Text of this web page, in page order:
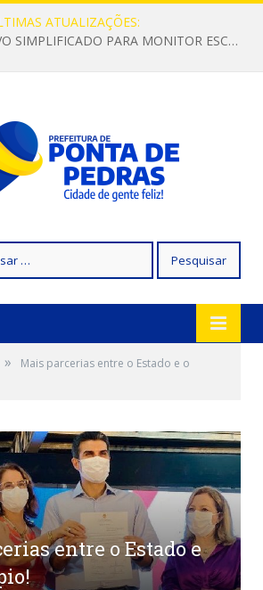
ATUALIZAÇÕES:
PROCESSO SELETIVO SIMPLIFICADO PARA MONITOR ESCOLAR
»
Mais parcerias entre o Estado e o
entre o Estado e